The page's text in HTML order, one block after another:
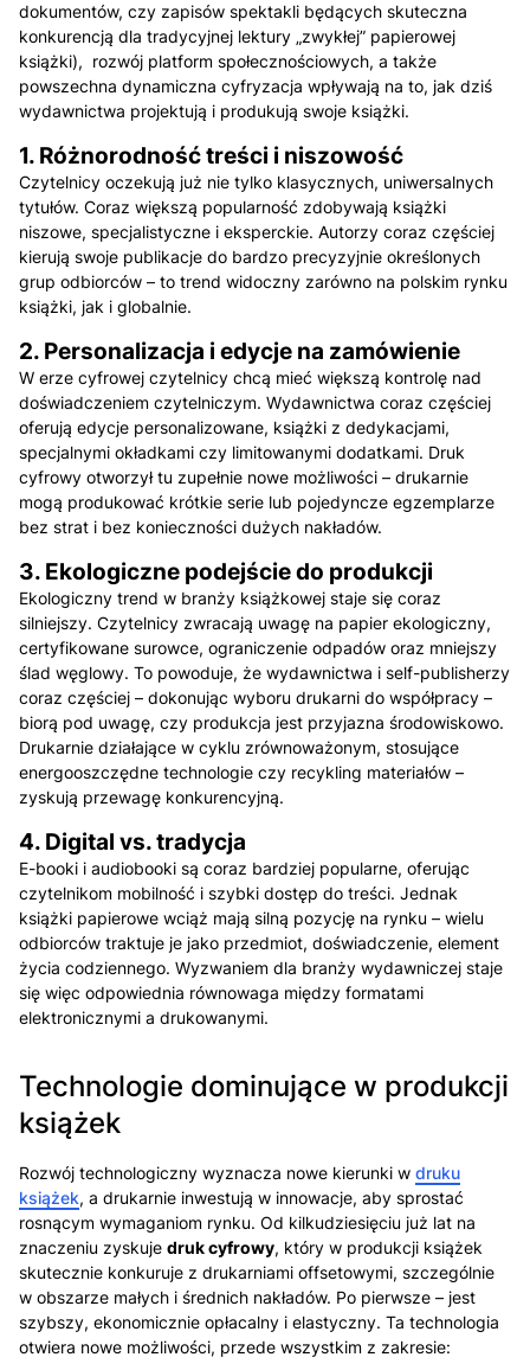
dokumentów, czy zapisów spektakli będących skuteczna
konkurencją dla tradycyjnej lektury „zwykłej” papierowej
książki), rozwój platform społecznościowych, a także
powszechna dynamiczna cyfryzacja wpływają na to, jak dziś
wydawnictwa projektują i produkują swoje książki.
1. Różnorodność treści i niszowość
Czytelnicy oczekują już nie tylko klasycznych, uniwersalnych
tytułów. Coraz większą popularność zdobywają książki
niszowe, specjalistyczne i eksperckie. Autorzy coraz częściej
kierują swoje publikacje do bardzo precyzyjnie określonych
grup odbiorców – to trend widoczny zarówno na polskim rynku
książki, jak i globalnie.
2. Personalizacja i edycje na zamówienie
W erze cyfrowej czytelnicy chcą mieć większą kontrolę nad
doświadczeniem czytelniczym. Wydawnictwa coraz częściej
oferują edycje personalizowane, książki z dedykacjami,
specjalnymi okładkami czy limitowanymi dodatkami. Druk
cyfrowy otworzył tu zupełnie nowe możliwości – drukarnie
mogą produkować krótkie serie lub pojedyncze egzemplarze
bez strat i bez konieczności dużych nakładów.
3. Ekologiczne podejście do produkcji
Ekologiczny trend w branży książkowej staje się coraz
silniejszy. Czytelnicy zwracają uwagę na papier ekologiczny,
certyfikowane surowce, ograniczenie odpadów oraz mniejszy
ślad węglowy. To powoduje, że wydawnictwa i self-publisherzy
coraz częściej – dokonując wyboru drukarni do współpracy –
biorą pod uwagę, czy produkcja jest przyjazna środowiskowo.
Drukarnie działające w cyklu zrównoważonym, stosujące
energooszczędne technologie czy recykling materiałów –
zyskują przewagę konkurencyjną.
4. Digital vs. tradycja
E-booki i audiobooki są coraz bardziej popularne, oferując
czytelnikom mobilność i szybki dostęp do treści. Jednak
książki papierowe wciąż mają silną pozycję na rynku – wielu
odbiorców traktuje je jako przedmiot, doświadczenie, element
życia codziennego. Wyzwaniem dla branży wydawniczej staje
się więc odpowiednia równowaga między formatami
elektronicznymi a drukowanymi.
Technologie dominujące w produkcji
książek
Rozwój technologiczny wyznacza nowe kierunki w druku
książek, a drukarnie inwestują w innowacje, aby sprostać
rosnącym wymaganiom rynku. Od kilkudziesięciu już lat na
znaczeniu zyskuje druk cyfrowy, który w produkcji książek
skutecznie konkuruje z drukarniami offsetowymi, szczególnie
w obszarze małych i średnich nakładów. Po pierwsze – jest
szybszy, ekonomicznie opłacalny i elastyczny. Ta technologia
otwiera nowe możliwości, przede wszystkim z zakresie: